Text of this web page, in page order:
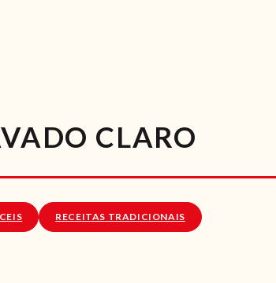
CLARO
RECEITAS TRADICIONAIS